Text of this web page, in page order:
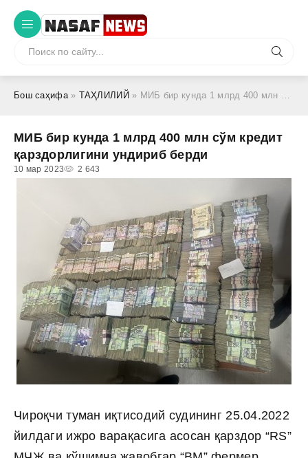
Бош саҳифа» ТАҲЛИЛИЙ » МИБ бир кунда 1 млрд 400 млн сўм кредит қарздорлигини ундириб берди
МИБ бир кунда 1 млрд 400 млн сўм кредит
қарздорлигини ундириб берди
10 мар 2023 2 643
Чироқчи туман иқтисодий судининг 25.04.2022
йилдаги ижро варақасига асосан қарздор “RS”